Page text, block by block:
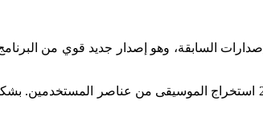
علاوة على ذلك، يسهل إصدار 2020 استخراج الموسيقى من